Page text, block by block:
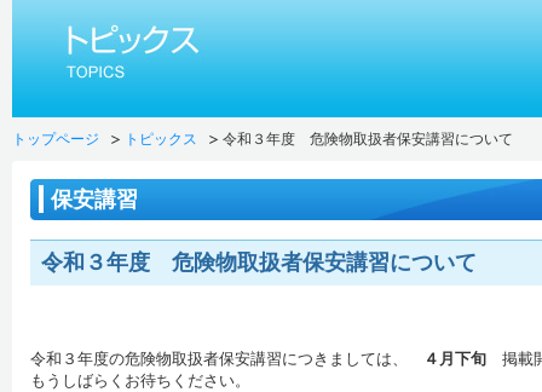
トップページ トピックス 令和３年度 危険物取扱者保安講習について
保安講習
令和３年度 危険物取扱者保安講習について
令和３年度の危険物取扱者保安講習につきましては、 ４月下旬 掲載
もうしばらくお待ちください。